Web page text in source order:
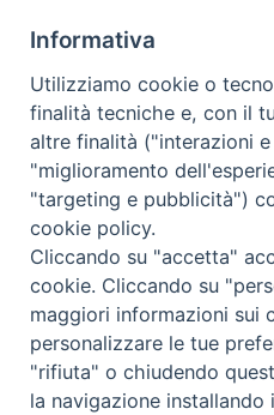
Redazione
Scrivici
Copyright © 2019 -
Trentina Editrice
Privacy Policy
Informativa
Utilizziamo cookie o
finalità tecniche e, con il
altre finalità ("interazioni
"miglioramento
"targeting e pubblicità")
cookie policy.
Cliccando su "accetta"
cookie. Cliccando su
maggiori informazioni sui
personalizzare le tue
"rifiuta" o chiudendo
la navigazione